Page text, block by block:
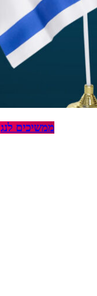
ממשיכים